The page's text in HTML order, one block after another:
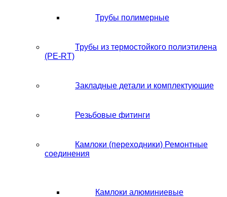
Трубы полимерные
Трубы из термостойкого полиэтилена
(PE-RT)
Закладные детали и комплектующие
Резьбовые фитинги
Камлоки (переходники) Ремонтные
соединения
Камлоки алюминиевые